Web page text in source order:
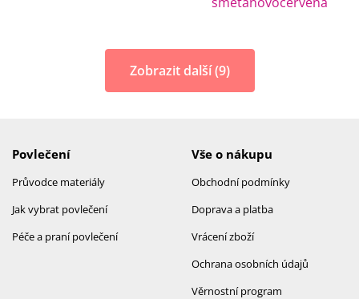
Zobrazit další (9)
Povlečení
Průvodce materiály
Jak vybrat povlečení
Péče a praní povlečení
Vše o nákupu
Obchodní podmínky
Doprava a platba
Vrácení zboží
Ochrana osobních údajů
Věrnostní program